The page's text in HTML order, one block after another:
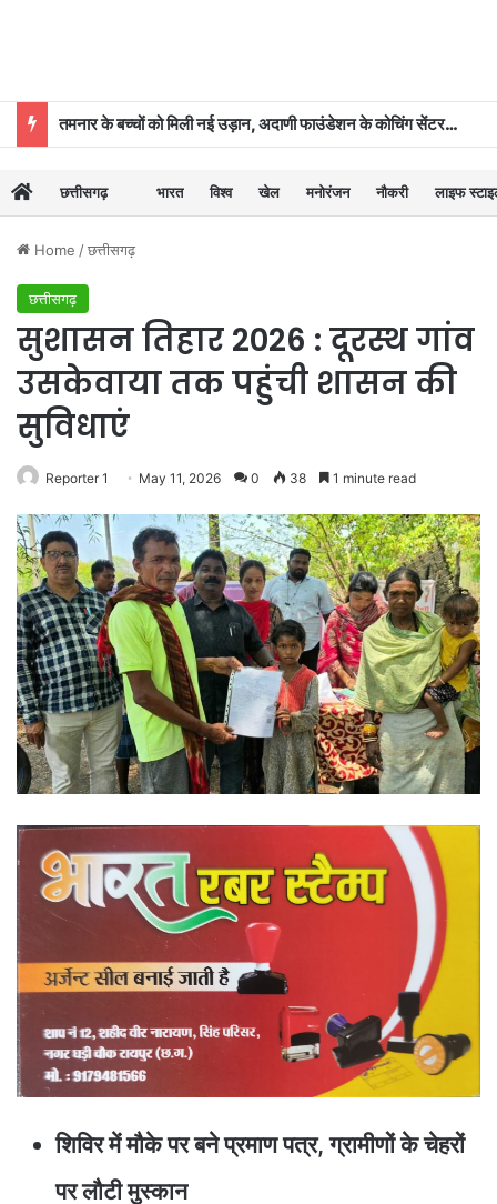
तमनार के बच्चों को मिली नई उड़ान, अदाणी फाउंडेशन के कोचिंग सेंटर से 39 का चयन
छत्तीसगढ़ भारत विश्व खेल मनोरंजन नौकरी लाइफ
Home /छत्तीसगढ़
छत्तीसगढ़
सुशासन तिहार 2026 : दूरस्थ गांव
उसकेवाया तक पहुंची शासन की
सुविधाएं
Reporter 1 May 11, 2026 0 38 1 minute read
शिविर में मौके पर बने प्रमाण पत्र, ग्रामीणों के चेहरों
पर लौटी मुस्कान